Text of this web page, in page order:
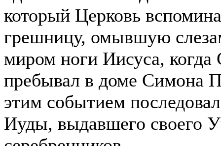
который Церковь
грешницу, омывшую
миром ноги Иисуса, когда
пребывал в доме Симона
этим событием
Иуды, выдавшего своего